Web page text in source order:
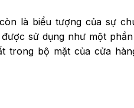
là biểu tượng của sự
sử dụng như một
trong bộ mặt của cửa